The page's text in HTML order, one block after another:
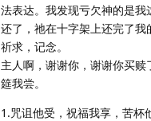
法表达。我发现亏欠神的是
还了，祂在十字架上还完了我
祈求，记念。
主人啊，谢谢你，谢谢你买
筵我尝。
1.咒诅他受，祝福我享，苦杯